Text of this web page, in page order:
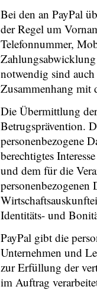
Bei den an PayPal
der Regel um
Telefonnummer,
notwendig sind
Zusammenhang mit
Die Übermittlung
Betrugsprävention.
personenbezogene
berechtigtes
und dem für die
personenbezogenen
Identitäts- und
PayPal gibt die
Unternehmen und
zur Erfüllung der
im Auftrag